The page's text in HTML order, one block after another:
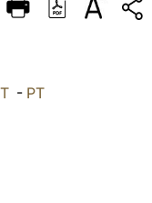
DEUTSCH
العربيّة - PT